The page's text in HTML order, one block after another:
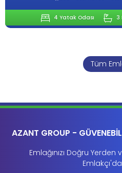
Tüm
AZANT GROUP -
Emlağınızı Doğru